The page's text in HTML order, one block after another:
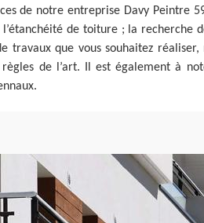
de notre entreprise Davy Peintre
l’étanchéité de toiture ; la recherche
travaux que vous souhaitez réaliser,
règles de l’art. Il est également à